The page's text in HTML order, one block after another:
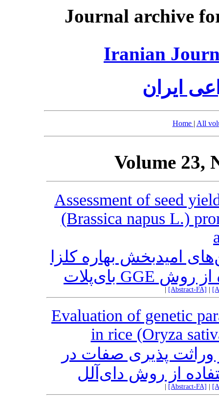
Journal archive
Iranian
ایران
Home | All
Volume 23,
Assessment of seed
(Brassica napus L.)
امید‌بخش بهاره کلزا
[Abstract-FA]
Evaluation of genetic
in rice (Oryza
وراثت پذیری صفات در
[Abstract-FA]